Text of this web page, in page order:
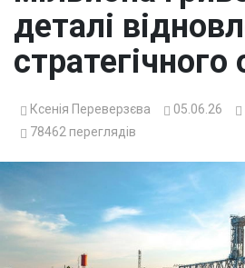
деталі
стратегічного
Ксенія Переверзєва 05.06.26
78462 переглядів